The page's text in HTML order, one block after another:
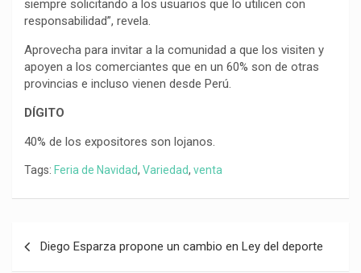
siempre solicitando a los usuarios que lo utilicen con
responsabilidad”, revela.
Aprovecha para invitar a la comunidad a que los visiten y
apoyen a los comerciantes que en un 60% son de otras
provincias e incluso vienen desde Perú.
DÍGITO
40% de los expositores son lojanos.
Tags: Feria de Navidad, Variedad, venta
Diego Esparza propone un cambio en Ley del deporte